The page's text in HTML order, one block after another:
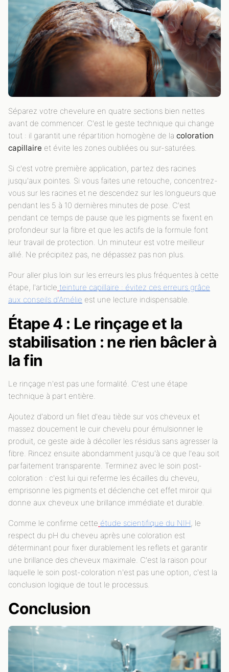
Séparez votre chevelure en quatre sections bien nettes
avant de commencer. C'est le geste technique qui change
tout : il garantit une répartition homogène de la coloration
capillaire et évite les zones oubliées ou sur-saturées.
Si c'est votre première application, partez des racines
jusqu'aux pointes. Si vous faites une retouche, concentrez-
vous sur les racines et ne descendez sur les longueurs que
pendant les 5 à 10 dernières minutes de pose. C'est
pendant ce temps de pause que les pigments se fixent en
profondeur sur la fibre et que les actifs de la formule font
leur travail de protection. Un minuteur est votre meilleur
allié. Ne précipitez pas, ne dépassez pas non plus.
Pour aller plus loin sur les erreurs les plus fréquentes à cette
étape, l'article teinture capillaire : évitez ces erreurs grâce
aux conseils d'Amélie est une lecture indispensable.
Étape 4 : Le rinçage et la
stabilisation : ne rien bâcler à
la fin
Le rinçage n'est pas une formalité. C'est une étape
technique à part entière.
Ajoutez d'abord un filet d'eau tiède sur vos cheveux et
massez doucement le cuir chevelu pour émulsionner le
produit, ce geste aide à décoller les résidus sans agresser la
fibre. Rincez ensuite abondamment jusqu'à ce que l'eau soit
parfaitement transparente. Terminez avec le soin post-
coloration : c'est lui qui referme les écailles du cheveu,
emprisonne les pigments et déclenche cet effet miroir qui
donne aux cheveux une brillance immédiate et durable.
Comme le confirme cette étude scientifique du NIH, le
respect du pH du cheveu après une coloration est
déterminant pour fixer durablement les reflets et garantir
une brillance des cheveux maximale. C'est la raison pour
laquelle le soin post-coloration n'est pas une option, c'est la
conclusion logique de tout le processus.
Conclusion